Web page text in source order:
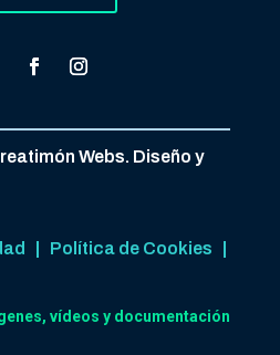
Webs. Diseño y
Política de Cookies
vídeos y documentación